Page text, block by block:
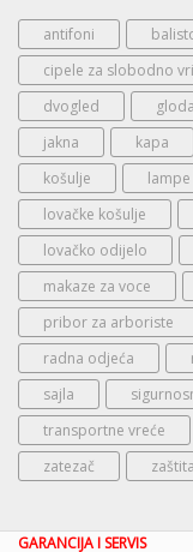
antifoni
cipele za slobodno
dvogled
jakna
kapa
košulje
lampe
lovačke košulje
lovačko odijelo
makaze za voce
pribor za arboriste
radna odjeća
sajla
transportne vreće
zatezač
GARANCIJA I SERVIS